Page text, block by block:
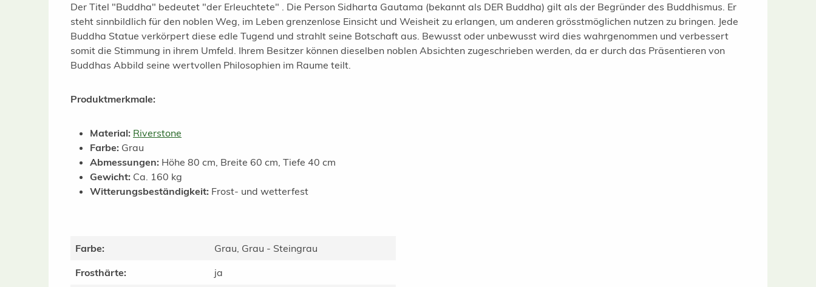
Der Titel "Buddha" bedeutet "der Erleuchtete" . Die Person Sidharta Gautama (bekannt als DER Buddha) gilt als der Begründer des Buddhismus. Er
steht sinnbildlich für den noblen Weg, im Leben grenzenlose Einsicht und Weisheit zu erlangen, um anderen grösstmöglichen nutzen zu bringen. Jede
Buddha Statue verkörpert diese edle Tugend und strahlt seine Botschaft aus. Bewusst oder unbewusst wird dies wahrgenommen und verbessert
somit die Stimmung in ihrem Umfeld. Ihrem Besitzer können dieselben noblen Absichten zugeschrieben werden, da er durch das Präsentieren von
Buddhas Abbild seine wertvollen Philosophien im Raume teilt.
Produktmerkmale:
Material: Riverstone
Farbe: Grau
Abmessungen: Höhe 80 cm, Breite 60 cm, Tiefe 40 cm
Gewicht: Ca. 160 kg
Witterungsbeständigkeit: Frost- und wetterfest
Farbe:
Grau, Grau - Steingrau
Frosthärte:
ja